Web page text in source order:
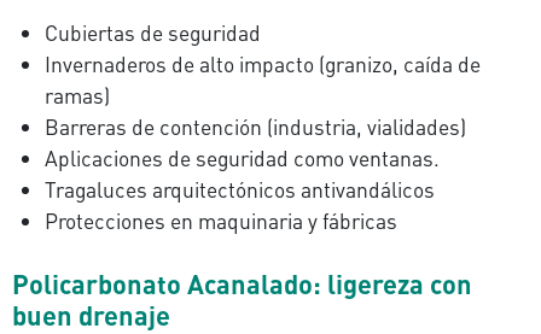
Cubiertas de seguridad
Invernaderos de alto impacto (granizo, caída de
ramas)
Barreras de contención (industria, vialidades)
Aplicaciones de seguridad como ventanas.
Tragaluces arquitectónicos antivandálicos
Protecciones en maquinaria y fábricas
Policarbonato Acanalado: ligereza con
buen drenaje